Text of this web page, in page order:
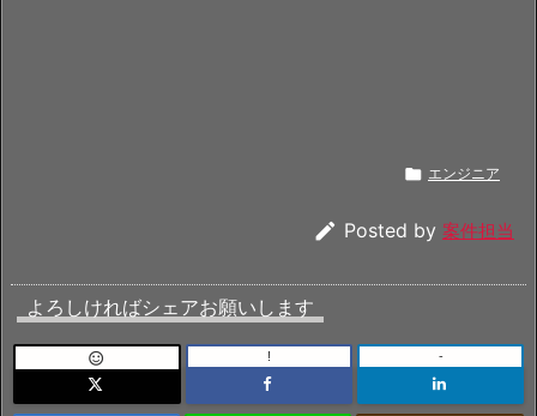
 エンジニア
 Posted by 案件担当
よろしければシェアお願いします
 ! -